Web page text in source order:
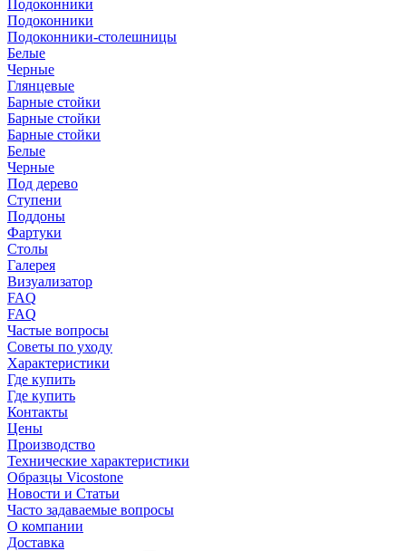
Подоконники
Подоконники
Подоконники-столешницы
Белые
Черные
Глянцевые
Барные стойки
Барные стойки
Барные стойки
Белые
Черные
Под дерево
Ступени
Поддоны
Фартуки
Столы
Галерея
Визуализатор
FAQ
FAQ
Частые вопросы
Советы по уходу
Характеристики
Где купить
Где купить
Контакты
Цены
Производство
Технические характеристики
Образцы Vicostone
Новости и Статьи
Часто задаваемые вопросы
О компании
Доставка